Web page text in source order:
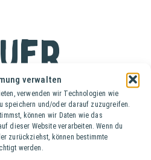
verwalten
verwenden wir Technologien wie
speichern und/oder darauf zuzugreifen.
können wir Daten wie das
dieser Website verarbeiten. Wenn du
zurückziehst, können bestimmte
werden.